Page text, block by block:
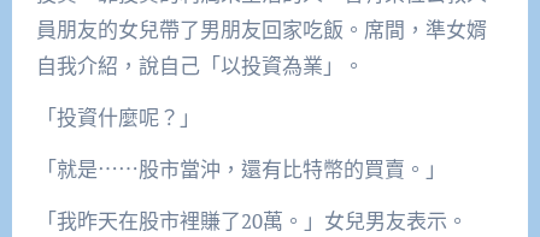
員朋友的女兒帶了男朋友回家吃飯。席間，準女婿
自我介紹，說自己「以投資為業」。
「投資什麼呢？」
「就是⋯⋯股市當沖，還有比特幣的買賣。」
「我昨天在股市裡賺了20萬。」女兒男友表示。